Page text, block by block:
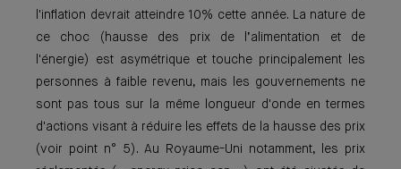
l'inflation devrait atteindre 10% cette année. La nature de
ce choc (hausse des prix de l’alimentation et de
l'énergie) est asymétrique et touche principalement les
personnes à faible revenu, mais les gouvernements ne
sont pas tous sur la même longueur d'onde en termes
d'actions visant à réduire les effets de la hausse des prix
(voir point n° 5). Au Royaume-Uni notamment, les prix